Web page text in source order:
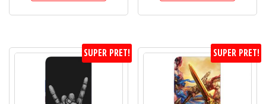
SUPER PRET! SUPER PRET!